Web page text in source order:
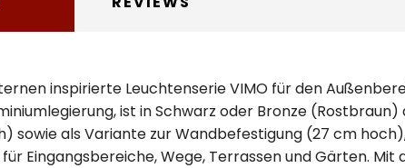
inspirierte Leuchtenserie VIMO für den
ist in Schwarz oder Bronze
sowie als Variante zur Wandbefestigung (27 cm
Eingangsbereiche, Wege, Terrassen und Gärten.